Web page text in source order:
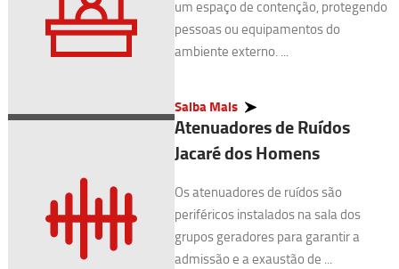
um espaço de contenção, protegendo
pessoas ou equipamentos do
ambiente externo. ...
Saiba Mais
Atenuadores de Ruídos
Jacaré dos Homens
Os atenuadores de ruídos são
periféricos instalados na sala dos
grupos geradores para garantir a
admissão e a exaustão de ...